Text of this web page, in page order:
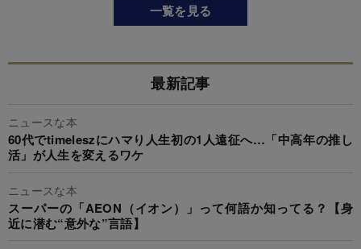
一覧を見る
最新記事
ニュースな本
60代でtimeleszにハマり人生初の1人遠征へ…「中高年の推し
活」が人生を変えるワケ
ニュースな本
スーパーの「AEON（イオン）」って何語か知ってる？【身
近に潜む“意外な”言語】